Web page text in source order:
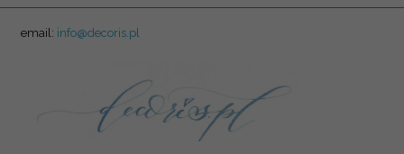
email: info@decoris.pl